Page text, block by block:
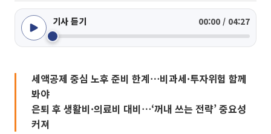
기사 듣기 00:00 / 04:27
세액공제 중심 노후 준비 한계⋯비과세·투자위험 함께
봐야
은퇴 후 생활비·의료비 대비⋯‘꺼내 쓰는 전략’ 중요성
커져